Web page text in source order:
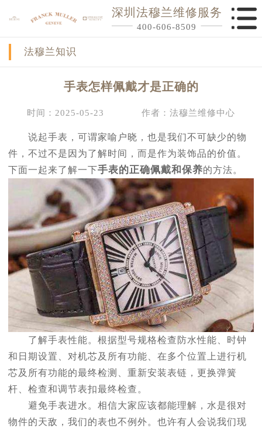
深圳法穆兰维修服务
400-606-8509
法穆兰知识
手表怎样佩戴才是正确的
时间：2025-05-23 作者：法穆兰维修中心
说起手表，可谓家喻户晓，也是我们不可缺少的物
件，不过不是因为了解时间，而是作为装饰品的价值。
下面一起来了解一下手表的正确佩戴和保养的方法。
了解手表性能。根据型号规格检查防水性能、时钟
和日期设置、对机芯及所有功能、在多个位置上进行机
芯及所有功能的最终检测、重新安装表链，更换弹簧
杆、检查和调节表扣最终检查。
避免手表进水。相信大家应该都能理解，水是很对
物件的天敌，我们的表也不例外。也许有人会说我们现